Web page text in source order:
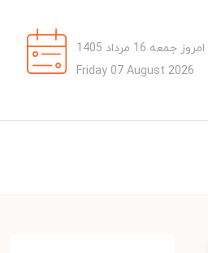
امروز جمعه 16 مرداد 1405
Friday 07 August 2026